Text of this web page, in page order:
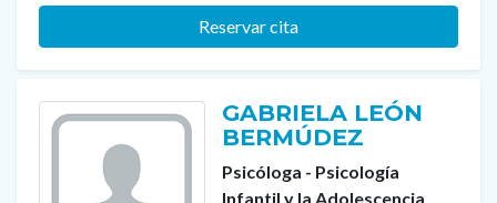
Reservar cita
GABRIELA LEÓN
BERMÚDEZ
Psicóloga - Psicología
Infantil y la Adolescencia